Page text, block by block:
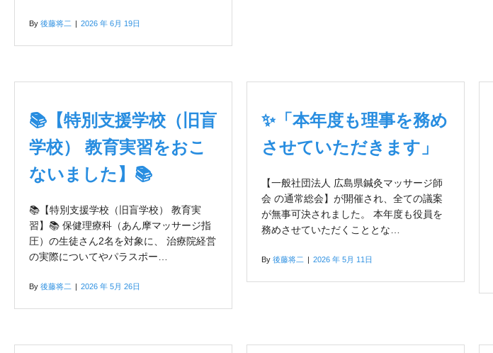
By 後藤将二 | 2026 年 6月 19日
📚【特別支援学校（旧盲
学校） 教育実習をおこ
ないました】📚
📚【特別支援学校（旧盲学校） 教育実
習】📚 保健理療科（あん摩マッサージ指
圧）の生徒さん2名を対象に、 治療院経営
の実際についてやパラスポー…
By 後藤将二 | 2026 年 5月 26日
✨「本年度も理事を務め
させていただきます」
【一般社団法人 広島県鍼灸マッサージ師
会 の通常総会】が開催され、全ての議案
が無事可決されました。 本年度も役員を
務めさせていただくこととな…
By 後藤将二 | 2026 年 5月 11日